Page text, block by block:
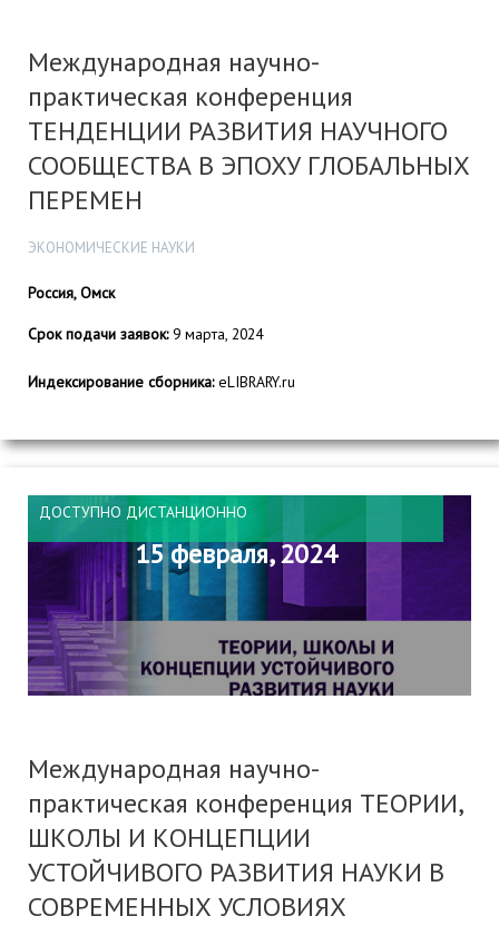
Международная научно-
практическая конференция
ТЕНДЕНЦИИ РАЗВИТИЯ НАУЧНОГО
СООБЩЕСТВА В ЭПОХУ ГЛОБАЛЬНЫХ
ПЕРЕМЕН
ЭКОНОМИЧЕСКИЕ НАУКИ
Россия, Омск
Срок подачи заявок:9 марта, 2024
Индексирование сборника:eLIBRARY.ru
ДОСТУПНО ДИСТАНЦИОННО
15 февраля, 2024
Международная научно-
практическая конференция ТЕОРИИ,
ШКОЛЫ И КОНЦЕПЦИИ
УСТОЙЧИВОГО РАЗВИТИЯ НАУКИ В
СОВРЕМЕННЫХ УСЛОВИЯХ